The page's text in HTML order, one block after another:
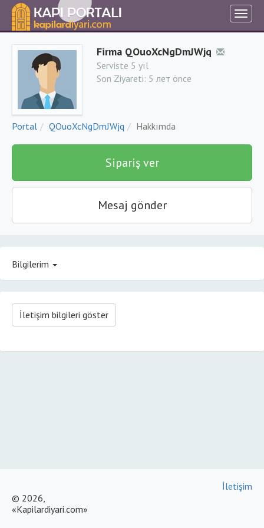
Firma QOuoXcNgDmJWjq
Serviste 5 yıl
Son Ziyareti: 5 лет önce
Portal QOuoXcNgDmJWjq Hakkımda
Sipariş ver
Mesaj gönder
Bilgilerim
İletişim bilgileri göster
© 2026,
«Kapilardiyari.com»
İletişim